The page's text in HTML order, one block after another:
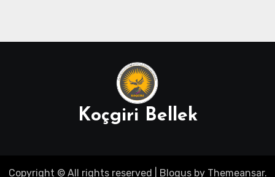
Koçgiri Bellek
Copyright © All rights reserved Blogusby Themeansar.